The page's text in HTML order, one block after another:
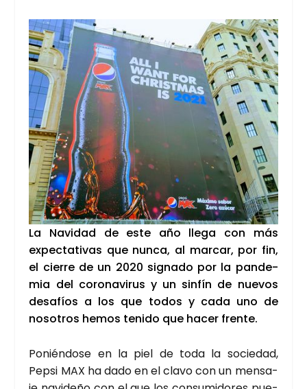
La Navi­dad de este año lle­ga con más
expec­ta­ti­vas que nun­ca, al mar­car, por fin,
el cie­rre de un 2020 sig­na­do por la pan­de­
mia del coro­na­vi­rus y un sin­fín de nue­vos
desa­fíos a los que todos y cada uno de
noso­tros hemos teni­do que hacer fren­te.
Ponién­do­se en la piel de toda la socie­dad,
Pep­si MAX ha dado en el cla­vo con un men­sa­